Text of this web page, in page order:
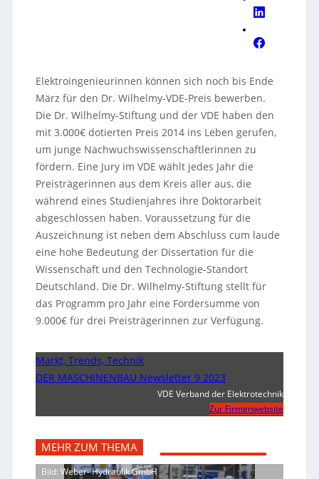
Elektroingenieurinnen können sich noch bis Ende
März für den Dr. Wilhelmy-VDE-Preis bewerben.
Die Dr. Wilhelmy-Stiftung und der VDE haben den
mit 3.000€ dotierten Preis 2014 ins Leben gerufen,
um junge Nachwuchswissenschaftlerinnen zu
fördern. Eine Jury im VDE wählt jedes Jahr die
Preisträgerinnen aus dem Kreis aller aus, die
während eines Studienjahres ihre Doktorarbeit
abgeschlossen haben. Voraussetzung für die
Auszeichnung ist neben dem Abschluss cum laude
eine hohe Bedeutung der Dissertation für die
Wissenschaft und den Technologie-Standort
Deutschland. Die Dr. Wilhelmy-Stiftung stellt für
das Programm pro Jahr eine Fördersumme von
9.000€ für drei Preisträgerinnen zur Verfügung.
Markt, Trends, Technik
DER MASCHINENBAU Newsletter 9 2023
VDE Verband der Elektrotechnik
Zur Firmenwebsite
MEHR ZUM THEMA
Bild: Weber- Hydraulik GmbH